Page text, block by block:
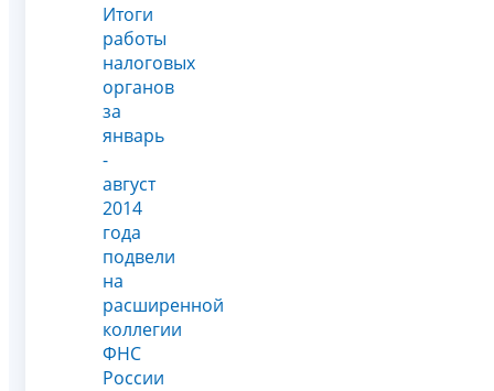
Итоги
работы
налоговых
органов
за
январь
-
август
2014
года
подвели
на
расширенной
коллегии
ФНС
России